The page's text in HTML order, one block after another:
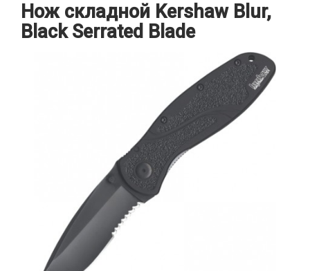
Нож складной Kershaw Blur,
Black Serrated Blade